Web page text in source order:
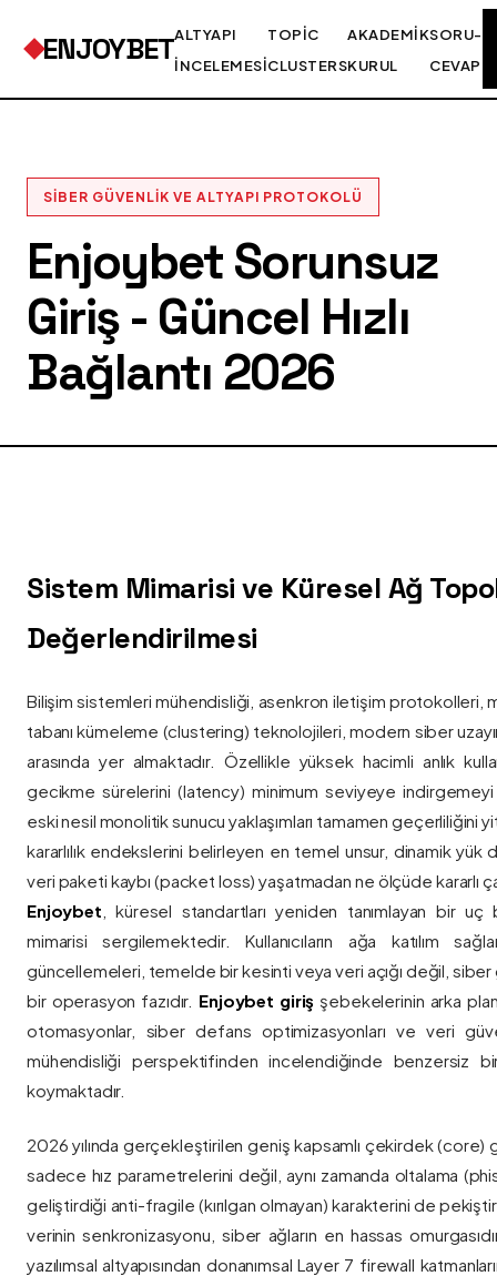
ENJOYBETALTYAPI
İNCELEMESI
TOPIC
CLUSTERS
AKADEMIK
KURUL
SORU-
CEVAP
SIBER GÜVENLIK VE ALTYAPI PROTOKOLÜ
Enjoybet Sorunsuz
Giriş - Güncel Hızlı
Bağlantı 2026
Sistem Mimarisi ve Küresel Ağ
Değerlendirilmesi
Bilişim sistemleri mühendisliği, asenkron iletişim protokolleri,
tabanı kümeleme (clustering) teknolojileri, modern siber
arasında yer almaktadır. Özellikle yüksek hacimli anlık
gecikme sürelerini (latency) minimum seviyeye
eski nesil monolitik sunucu yaklaşımları tamamen geçerliliğini
kararlılık endekslerini belirleyen en temel unsur, dinamik yük
veri paketi kaybı (packet loss) yaşatmadan ne ölçüde kararlı
Enjoybet , küresel standartları yeniden tanımlayan bir
mimarisi sergilemektedir. Kullanıcıların ağa katılım
güncellemeleri, temelde bir kesinti veya veri açığı değil, siber
bir operasyon fazıdır. Enjoybet giriş şebekelerinin arka
otomasyonlar, siber defans optimizasyonları ve veri
mühendisliği perspektifinden incelendiğinde benzersiz
koymaktadır.
2026 yılında gerçekleştirilen geniş kapsamlı çekirdek
sadece hız parametrelerini değil, aynı zamanda oltalama
geliştirdiği anti-fragile (kırılgan olmayan) karakterini de
verinin senkronizasyonu, siber ağların en hassas
yazılımsal altyapısından donanımsal Layer 7 firewall